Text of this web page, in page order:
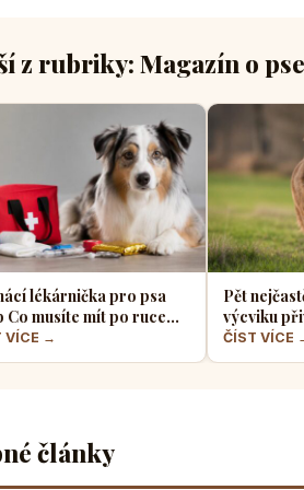
z rubriky: Magazín o
lékárnička pro psa
Co musíte mít po ruce
nouze
VÍCE →
Pět
výcviku
většina
ČÍST VÍCE
články